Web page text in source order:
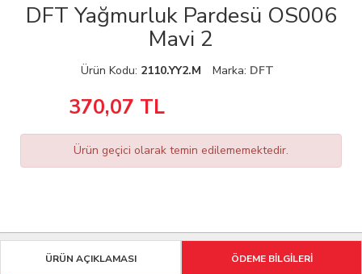
DFT Yağmurluk Pardesü OS006
Mavi 2
Ürün Kodu: 2110.YY2.M Marka: DFT
370,07 TL
Ürün geçici olarak temin edilememektedir.
ÜRÜN AÇIKLAMASI ÖDEME BİLGİLERİ